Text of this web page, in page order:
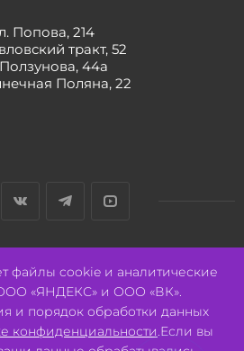
Попова, 214
тракт, 52
44а
Поляна, 22
Авалон
файлы cookie и аналитические
«ЯНДЕКС» и ООО «ВК».
и порядок обработки данных
конфиденциальности.Если вы